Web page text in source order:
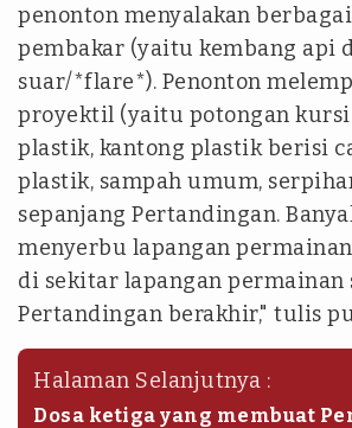
penonton menyalakan
pembakar (yaitu kembang api
suar/*flare*). Penonton
proyektil (yaitu potongan
plastik, kantong plastik berisi
plastik, sampah umum,
sepanjang Pertandingan.
menyerbu lapangan
di sekitar lapangan permainan
Pertandingan berakhir," tulis
Halaman Selanjutnya :
Dosa ketiga yang membuat